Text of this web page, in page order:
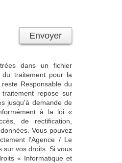
Envoyer
dans un fichier
du traitement pour la
Responsable du
repose sur
jusqu'à demande de
à la loi «
de rectification,
Vous pouvez
l’Agence / Le
sur vos droits. Si vous
« Informatique et